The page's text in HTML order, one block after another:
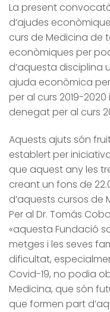
La present
d’ajudes
curs de Medicina de
econòmiques per
d’aquesta disciplina
ajuda econòmica
per al curs 2019-
denegat per al curs
Aquests ajuts són
establert per iniciativa
que aquest any les
creant un fons de
d’aquests cursos de
Per al Dr. Tomás
«aquesta Fundació
metges i les seves
dificultat,
Covid-19, no podia
Medicina, que són
que formen part